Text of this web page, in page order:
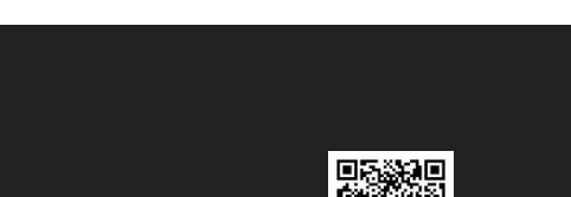
提供日常巡检服务以及按合同内容承诺对客户服
务请求进行及时响应，通过设备检修、升级软件